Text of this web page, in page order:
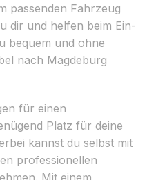
passenden Fahrzeug
dir und helfen beim Ein-
bequem und ohne
nach Magdeburg
für einen
Platz für deine
kannst du selbst mit
professionellen
Mit einem